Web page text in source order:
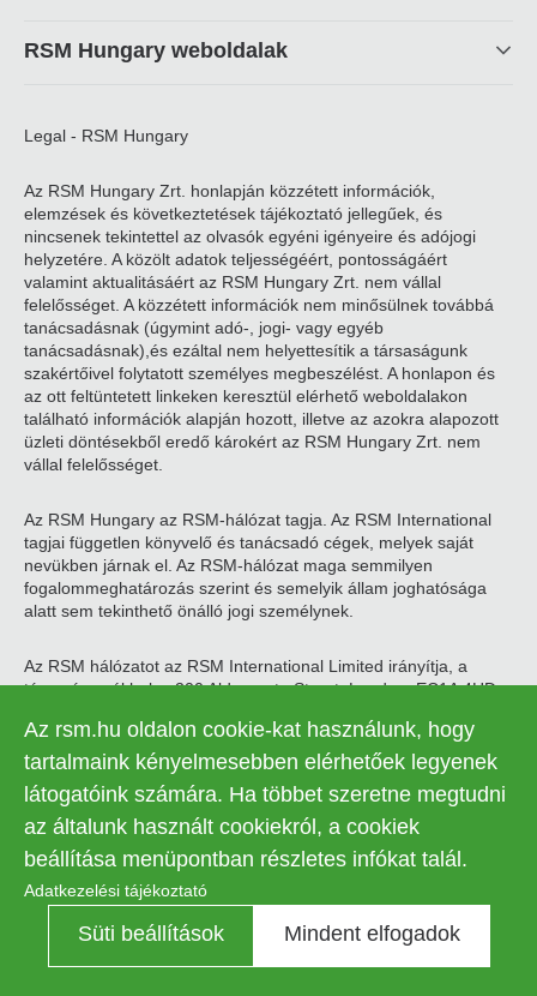
RSM Hungary weboldalak
Legal - RSM Hungary
Az RSM Hungary Zrt. honlapján közzétett információk,
elemzések és következtetések tájékoztató jellegűek, és
nincsenek tekintettel az olvasók egyéni igényeire és adójogi
helyzetére. A közölt adatok teljességéért, pontosságáért
valamint aktualitásáért az RSM Hungary Zrt. nem vállal
felelősséget. A közzétett információk nem minősülnek továbbá
tanácsadásnak (úgymint adó-, jogi- vagy egyéb
tanácsadásnak),és ezáltal nem helyettesítik a társaságunk
szakértőivel folytatott személyes megbeszélést. A honlapon és
az ott feltüntetett linkeken keresztül elérhető weboldalakon
található információk alapján hozott, illetve az azokra alapozott
üzleti döntésekből eredő károkért az RSM Hungary Zrt. nem
vállal felelősséget.
Az RSM Hungary az RSM-hálózat tagja. Az RSM International
tagjai független könyvelő és tanácsadó cégek, melyek saját
nevükben járnak el. Az RSM-hálózat maga semmilyen
fogalommeghatározás szerint és semelyik állam joghatósága
alatt sem tekinthető önálló jogi személynek.
Az RSM hálózatot az RSM International Limited irányítja, a
társaság székhelye 200 Aldersgate Street, London, EC1A 4HD
márkanév és védjegy, illetve az egyéb szellemi tulajdon, az RSM
International Associatiation tulajdona. Az RSM International
Association Svájcban, a svájci Ptk. §60 alapján működik,
székhelye Zugban található.
© 2026 RSM Hungary Zrt. | Minden jog fenntartva
Legal
menu
Adatkezelési tájékoztató
Kapcsolat
Az rsm.hu oldalon cookie-kat használunk, hogy
tartalmaink kényelmesebben elérhetőek legyenek
látogatóink számára. Ha többet szeretne megtudni
az általunk használt cookiekról, a cookiek
beállítása menüpontban részletes infókat talál.
Adatkezelési tájékoztató
Süti beállítások Mindent elfogadok